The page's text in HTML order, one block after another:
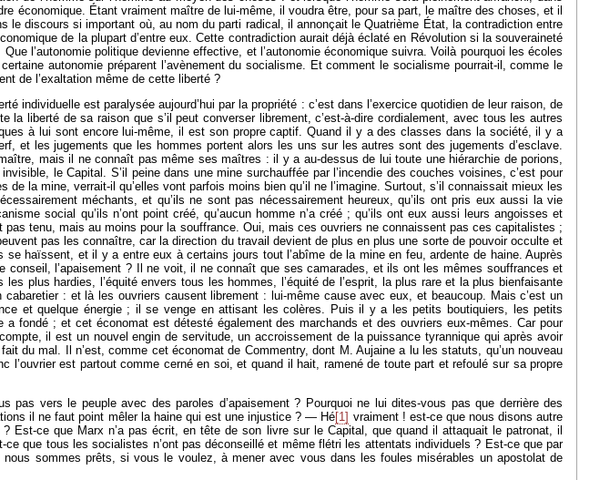
économique. Étant vraiment maître de lui-même, il voudra être, pour sa part, le maître des choses, et il
le discours si important où, au nom du parti radical, il annonçait le Quatrième État, la contradiction entre
de la plupart d’entre eux. Cette contradiction aurait déjà éclaté en Révolution si la souveraineté
l’autonomie politique devienne effective, et l’autonomie économique suivra. Voilà pourquoi les écoles
autonomie préparent l’avènement du socialisme. Et comment le socialisme pourrait-il, comme le
de l’exaltation même de cette liberté ?
individuelle est paralysée aujourd’hui par la propriété : c’est dans l’exercice quotidien de leur raison, de
la liberté de sa raison que s’il peut converser librement, c’est-à-dire cordialement, avec tous les autres
à lui sont encore lui-même, il est son propre captif. Quand il y a des classes dans la société, il y a
et les jugements que les hommes portent alors les uns sur les autres sont des jugements d’esclave.
mais il ne connaît pas même ses maîtres : il y a au-dessus de lui toute une hiérarchie de porions,
le Capital. S’il peine dans une mine surchauffée par l’incendie des couches voisines, c’est pour
la mine, verrait-il qu’elles vont parfois moins bien qu’il ne l’imagine. Surtout, s’il connaissait mieux les
méchants, et qu’ils ne sont pas nécessairement heureux, qu’ils ont pris eux aussi la vie
social qu’ils n’ont point créé, qu’aucun homme n’a créé ; qu’ils ont eux aussi leurs angoisses et
tenu, mais au moins pour la souffrance. Oui, mais ces ouvriers ne connaissent pas ces capitalistes ;
pas les connaître, car la direction du travail devient de plus en plus une sorte de pouvoir occulte et
haïssent, et il y a entre eux à certains jours tout l’abîme de la mine en feu, ardente de haine. Auprès
conseil, l’apaisement ? Il ne voit, il ne connaît que ses camarades, et ils ont les mêmes souffrances et
plus hardies, l’équité envers tous les hommes, l’équité de l’esprit, la plus rare et la plus bienfaisante
: et là les ouvriers causent librement : lui-même cause avec eux, et beaucoup. Mais c’est un
et quelque énergie ; il se venge en attisant les colères. Puis il y a les petits boutiquiers, les petits
fondé ; et cet économat est détesté également des marchands et des ouvriers eux-mêmes. Car pour
il est un nouvel engin de servitude, un accroissement de la puissance tyrannique qui après avoir
du mal. Il n’est, comme cet économat de Commentry, dont M. Aujaine a lu les statuts, qu’un nouveau
est partout comme cerné en soi, et quand il hait, ramené de toute part et refoulé sur sa propre
vers le peuple avec des paroles d’apaisement ? Pourquoi ne lui dites-vous pas que derrière des
il ne faut point mêler la haine qui est une injustice ? — Hé[1] vraiment ! est-ce que nous disons autre
ce que Marx n’a pas écrit, en tête de son livre sur le Capital, que quand il attaquait le patronat, il
que tous les socialistes n’ont pas déconseillé et même flétri les attentats individuels ? Est-ce que par
sommes prêts, si vous le voulez, à mener avec vous dans les foules misérables un apostolat de